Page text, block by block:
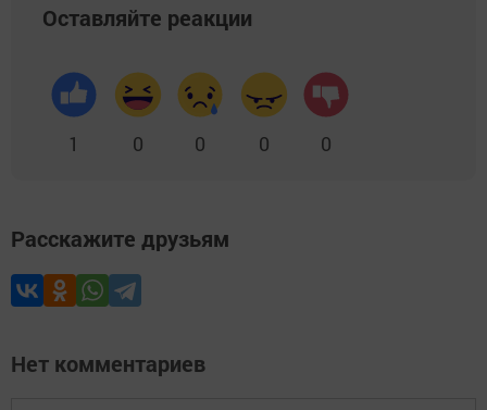
Оставляйте реакции
1 0 0 0 0
Расскажите друзьям
Нет комментариев